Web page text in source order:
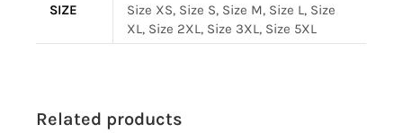
SIZE
Size XS, Size S, Size M, Size L, Size
XL, Size 2XL, Size 3XL, Size 5XL
Related products